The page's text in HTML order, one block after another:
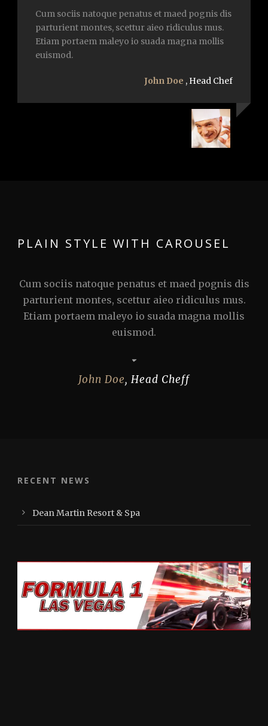
Cum sociis natoque penatus et maed pognis dis
parturient montes, scettur aieo ridiculus mus.
Etiam portaem maleyo io suada magna mollis
euismod.
John Doe , Head Chef
PLAIN STYLE WITH CAROUSEL
Cum sociis natoque penatus et maed pognis dis
parturient montes, scettur aieo ridiculus mus.
Etiam portaem maleyo io suada magna mollis
euismod.
John Doe, Head Cheff
RECENT NEWS
Dean Martin Resort & Spa